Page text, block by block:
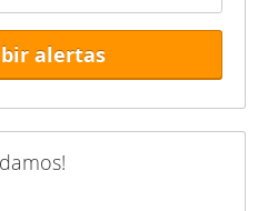
alertas